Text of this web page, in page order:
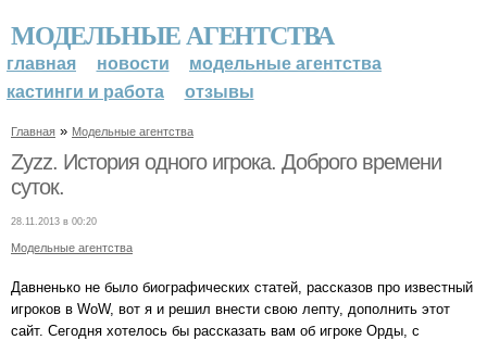
МОДЕЛЬНЫЕ АГЕНТСТВА
главная новости
модельные агентства
кастинги и работа
отзывы
Главная » Модельные агентства
Zyzz. История одного игрока. Доброго времени
суток.
28.11.2013 в 00:20
Модельные агентства
Давненько не было биографических статей, рассказов про известный
игроков в WoW, вот я и решил внести свою лепту, дополнить этот
сайт. Сегодня хотелось бы рассказать вам об игроке Орды, с